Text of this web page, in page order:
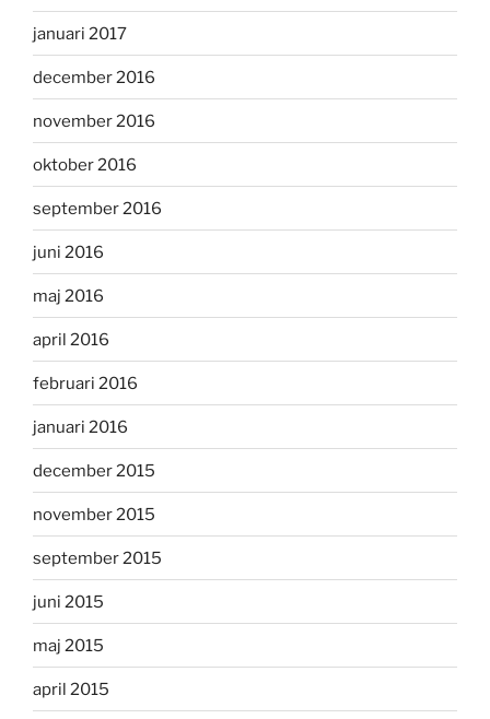
januari 2017
december 2016
november 2016
oktober 2016
september 2016
juni 2016
maj 2016
april 2016
februari 2016
januari 2016
december 2015
november 2015
september 2015
juni 2015
maj 2015
april 2015